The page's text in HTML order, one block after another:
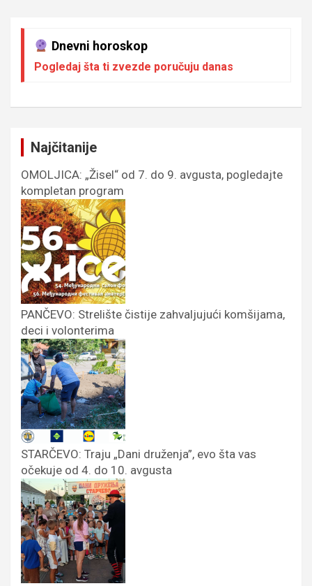
Dnevni horoskop
Pogledaj šta ti zvezde poručuju danas
Najčitanije
OMOLJICA: „Žisel“ od 7. do 9. avgusta, pogledajte
kompletan program
PANČEVO: Strelište čistije zahvaljujući komšijama,
deci i volonterima
STARČEVO: Traju „Dani druženja”, evo šta vas
očekuje od 4. do 10. avgusta